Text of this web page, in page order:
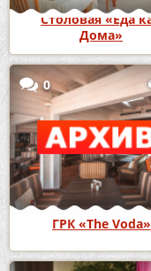
Столовая «Еда
Дома»
0
ГРК «The Voda»